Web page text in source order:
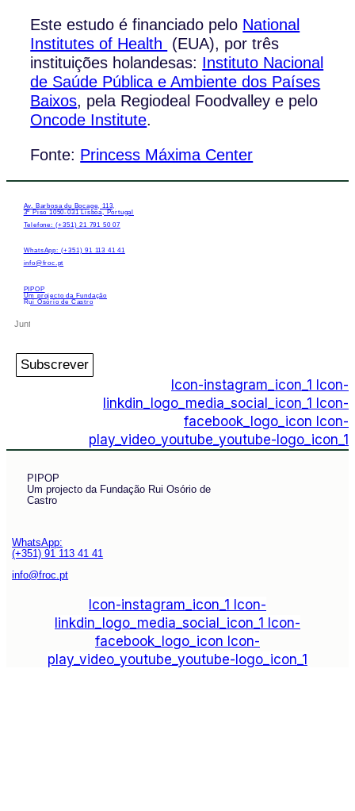
Este estudo é financiado pelo National
Institutes of Health
(EUA), por três
instituições holandesas: Instituto Nacional
de Saúde Pública e Ambiente dos Países
Baixos, pela Regiodeal Foodvalley e pelo
Oncode Institute.
Fonte: Princess Máxima Center
Av. Barbosa du Bocage, 113,
3º Piso 1050-031 Lisboa, Portugal
Telefone: (+351) 21 791 50 07
WhatsApp: (+351) 91 113 41 41
info@froc.pt
PIPOP
Um projecto da Fundação
Rui Osório de Castro
Subscrever
Icon-instagram_icon_1
Icon-
linkdin_logo_media_social_icon_1
Icon-
facebook_logo_icon Icon-
play_video_youtube_youtube-logo_icon_1
PIPOP
Um projecto da Fundação Rui Osório de
Castro
WhatsApp:
(+351) 91 113 41 41
info@froc.pt
Icon-instagram_icon_1
Icon-
linkdin_logo_media_social_icon_1
Icon-
facebook_logo_icon Icon-
play_video_youtube_youtube-logo_icon_1